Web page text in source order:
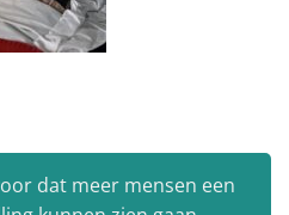
dat meer mensen een